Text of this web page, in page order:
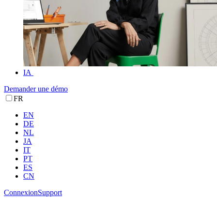
IA
Demander une démo
FR
EN
DE
NL
JA
IT
PT
ES
CN
ConnexionSupport